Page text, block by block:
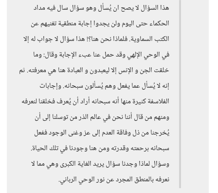
هذا السؤال لا يصح ان يُسأل وهو سؤال سال فيه مداد
الحكماء حتى اليوم ولن يجدوا إجابة منطقية تغنيهم عن
الكتب السماوية. فلماذا نحن هنا؟! هذا سؤال لا جواب له إلا
في الوحي الإلهي وقد حمل عنا عبء الإجابة وقال: وما
خلقت الجن و الإنس إلا ليعبدون و العبادة هنا هي معرفته. ثم
إنه لا يُسأل عما يفعل وهم يُسألون سبحانه. وإجابات
الفلاسفة كثيرة منها أنه سبحانه أراد أن يُعرف فخلقنا لنعرفه
ومنهم من قال أننا نحن في عالم الذر من توسلنا إلى أن
يُخرجنا من ذل وفاقة العدم إلى عز وغنى الوجود ففعل
سبحانه برحمته وقدرته ومن هنا وجودنا في تلك الحياة.
وسؤال لماذا وجدنا سؤال يريد الغاية الكبرى وهي مما لا
نعرفه بالمنطق المجرد عن نور الوحي الرباني.